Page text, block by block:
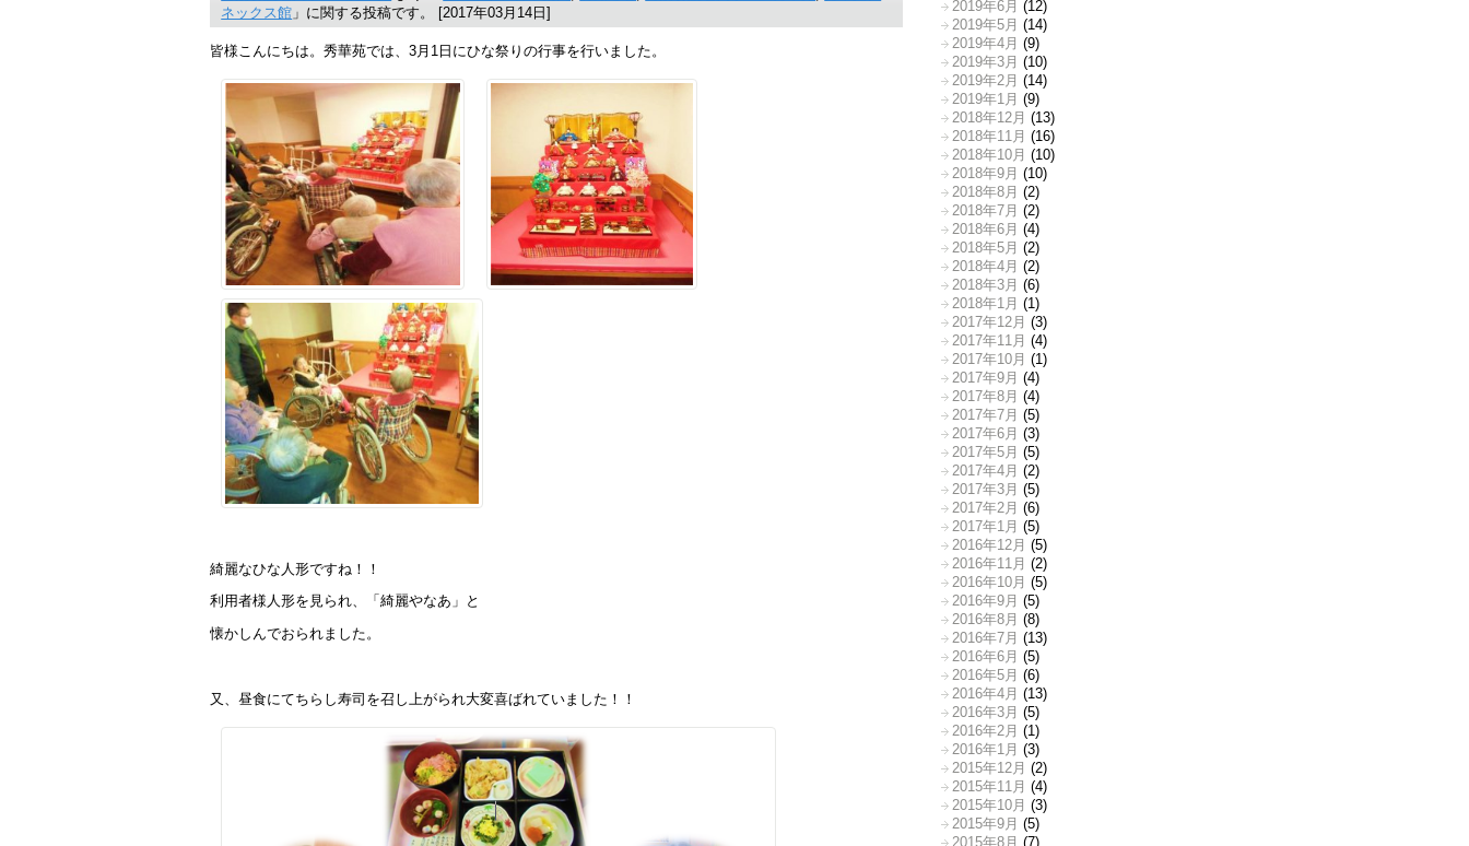
ネックス館 」に関する投稿です。 [2017年03月14日]
皆様こんにちは。秀華苑では、3月1日にひな祭りの行事を行いました。
綺麗なひな人形ですね！！
利用者様人形を見られ、「綺麗やなあ」と
懐かしんでおられました。
又、昼食にてちらし寿司を召し上がられ大変喜ばれていました！！
2019年6月 (12)
2019年5月 (14)
2019年4月 (9)
2019年3月 (10)
2019年2月 (14)
2019年1月 (9)
2018年12月 (13)
2018年11月 (16)
2018年10月 (10)
2018年9月 (10)
2018年8月 (2)
2018年7月 (2)
2018年6月 (4)
2018年5月 (2)
2018年4月 (2)
2018年3月 (6)
2018年1月 (1)
2017年12月 (3)
2017年11月 (4)
2017年10月 (1)
2017年9月 (4)
2017年8月 (4)
2017年7月 (5)
2017年6月 (3)
2017年5月 (5)
2017年4月 (2)
2017年3月 (5)
2017年2月 (6)
2017年1月 (5)
2016年12月 (5)
2016年11月 (2)
2016年10月 (5)
2016年9月 (5)
2016年8月 (8)
2016年7月 (13)
2016年6月 (5)
2016年5月 (6)
2016年4月 (13)
2016年3月 (5)
2016年2月 (1)
2016年1月 (3)
2015年12月 (2)
2015年11月 (4)
2015年10月 (3)
2015年9月 (5)
2015年8月 (7)